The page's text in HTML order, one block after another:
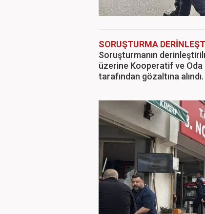
SORUŞTURMA
Soruşturmanın
üzerine Kooperatif ve Oda
tarafından gözaltına alındı.